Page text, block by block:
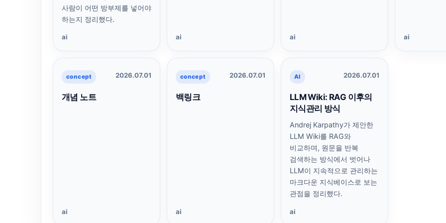
사람이 어떤 방부제를 넣어야
하는지 정리했다.
ai ai ai ai
concept 2026.07.01
개념 노트
ai
concept 2026.07.01
백링크
ai
AI 2026.07.01
LLM Wiki: RAG 이후의
지식관리 방식
Andrej Karpathy가 제안한
LLM Wiki를 RAG와
비교하며, 원문을 반복
검색하는 방식에서 벗어나
LLM이 지속적으로 관리하는
마크다운 지식베이스로 보는
관점을 정리했다.
ai